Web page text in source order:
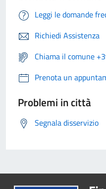
Leggi le domande
Richiedi Assistenza
Chiama il comune
Prenota un
Problemi in città
Segnala disservizio